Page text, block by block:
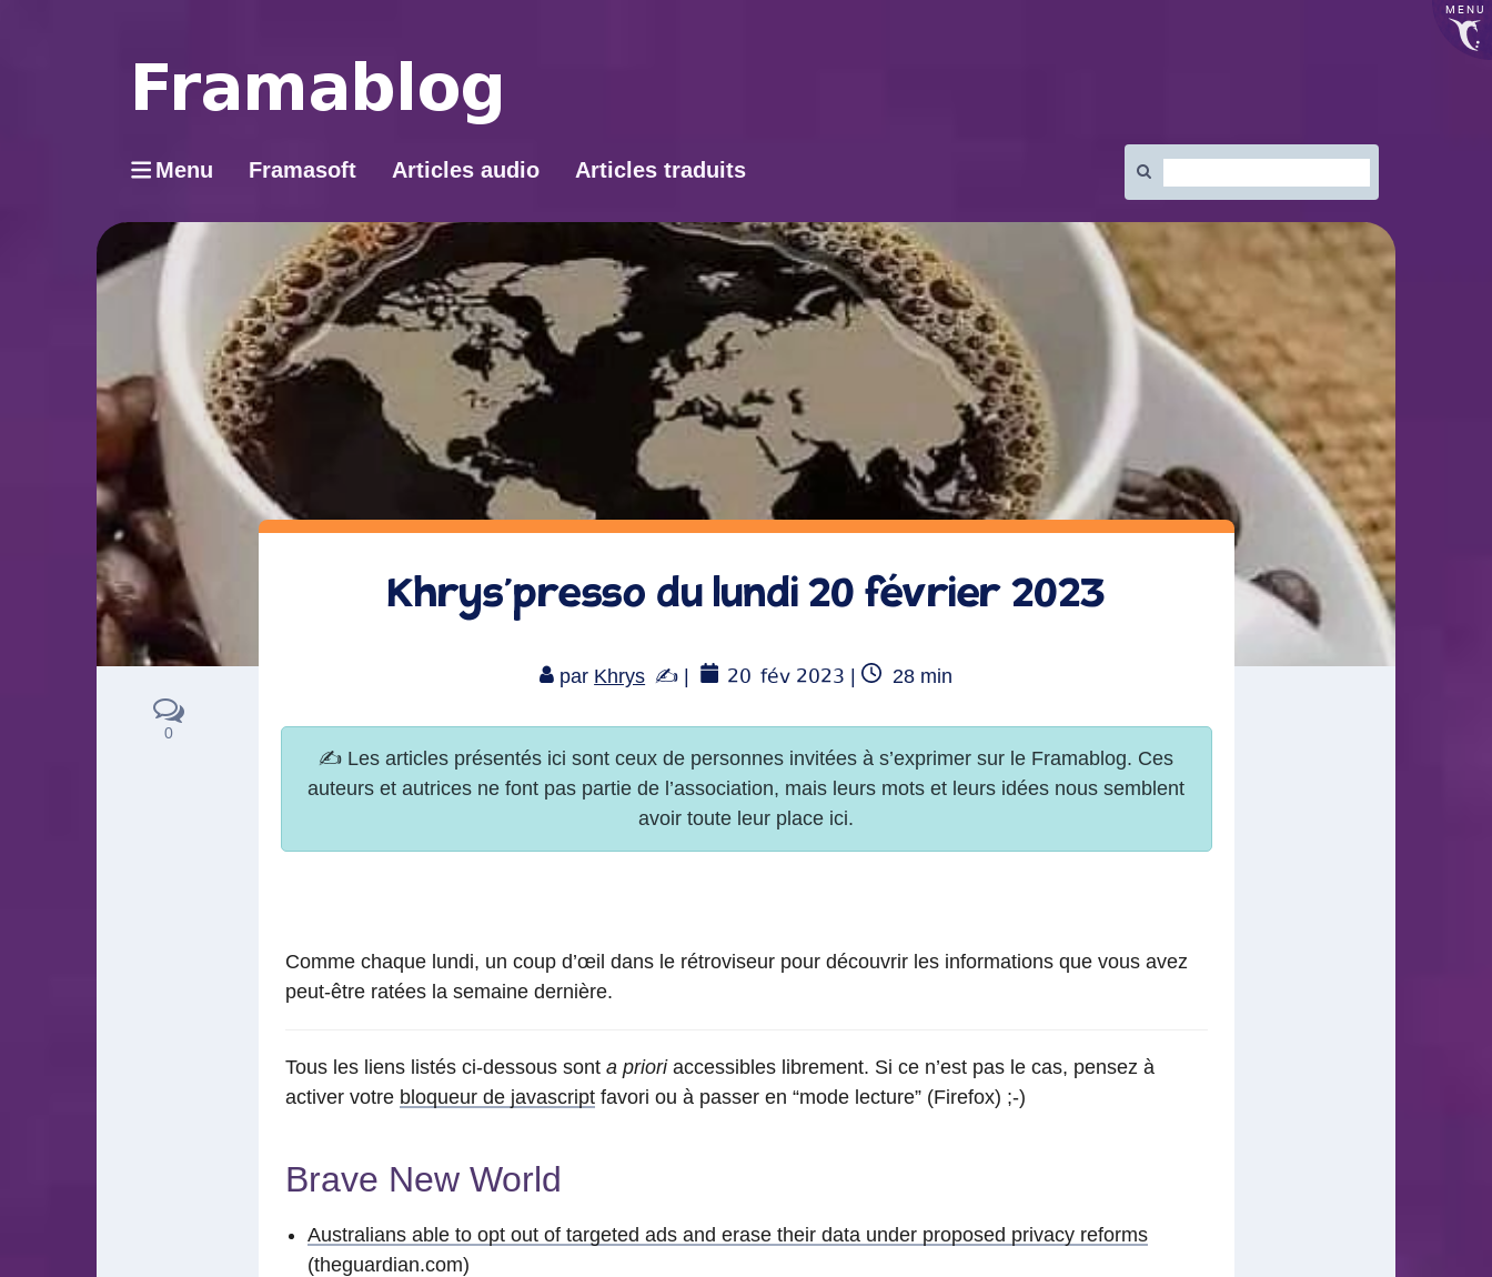
MENU
Menu Framasoft Articles audio Articles traduits
:
0
Khrys’presso du lundi 20 février 2023
par Khrys 20 fév 2023
Temps
28min
Comme chaque lundi, un coup d’œil dans le rétroviseur pour découvrir les informations que vous avez
peut-être ratées la semaine dernière.
Tous les liens listés ci-dessous sont a prioriaccessibles librement. Si ce n’est pas le cas, pensez à
activer votre bloqueur de javascriptfavori ou à passer en “mode lecture” (Firefox) ;-)
Brave New World
Australians able to opt out of targeted ads and erase their data under proposed privacy reforms
(theguardian.com)